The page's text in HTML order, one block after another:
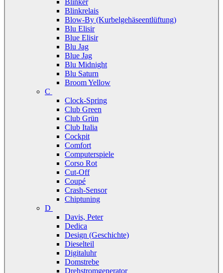
Blinker
Blinkrelais
Blow-By (Kurbelgehäseentlüftung)
Blu Elisir
Blue Elisir
Blu Jag
Blue Jag
Blu Midnight
Blu Saturn
Broom Yellow
C
Clock-Spring
Club Green
Club Grün
Club Italia
Cockpit
Comfort
Computerspiele
Corso Rot
Cut-Off
Coupé
Crash-Sensor
Chiptuning
D
Davis, Peter
Dedica
Design (Geschichte)
Dieselteil
Digitaluhr
Domstrebe
Drehstromgenerator